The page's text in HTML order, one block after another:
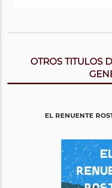
OTROS TITULOS
EL RENUENTE